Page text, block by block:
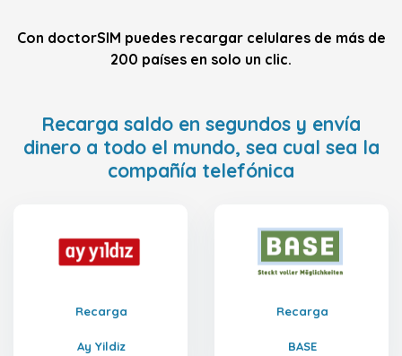
Con doctorSIM puedes recargar celulares de más de
200 países en solo un clic.
Recarga saldo en segundos y envía
dinero a todo el mundo, sea cual sea la
compañía telefónica
Recarga
Ay Yildiz
Recarga
BASE